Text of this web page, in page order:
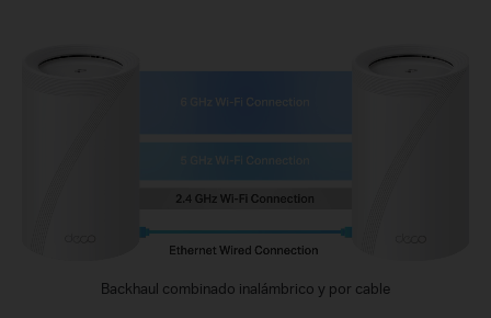
Backhaul combinado inalámbrico y por cable